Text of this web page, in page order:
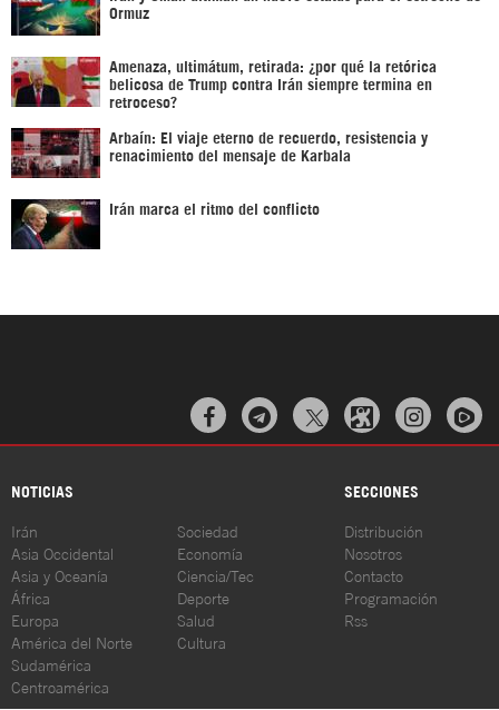
Ormuz
Amenaza, ultimátum, retirada: ¿por qué la retórica
belicosa de Trump contra Irán siempre termina en
retroceso?
Arbaín: El viaje eterno de recuerdo, resistencia y
renacimiento del mensaje de Karbala
Irán marca el ritmo del conflicto
  
NOTICIAS SECCIONES
Irán
Asia Occidental
Asia y Oceanía
África
Europa
América del Norte
Sudamérica
Centroamérica
Sociedad
Economía
Ciencia/Tec
Deporte
Salud
Cultura
Distribución
Nosotros
Contacto
Programación
Rss